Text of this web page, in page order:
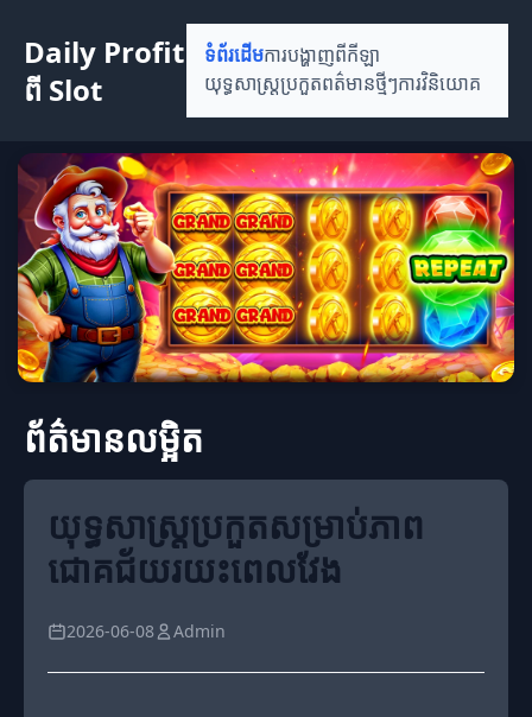
Daily Profit
ពី Slot
ទំព័រដើមការបង្ហាញពីកីឡា
យុទ្ធសាស្ត្រប្រកួតពត៌មានថ្មីៗការវិនិយោគ
ព័ត៌មានលម្អិត
យុទ្ធសាស្ត្រប្រកួតសម្រាប់ភាព
ជោគជ័យរយះពេលវែង
2026-06-08 Admin